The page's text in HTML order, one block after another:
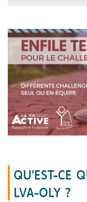
QU’EST-CE
LVA-OLY ?